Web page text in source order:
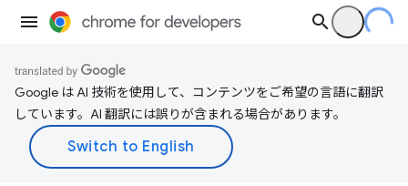
Google は AI 技術を使用して、コンテンツをご希望の言語に翻訳
しています。AI 翻訳には誤りが含まれる場合があります。